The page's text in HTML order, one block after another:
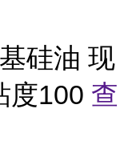
硅油 现
度100 查